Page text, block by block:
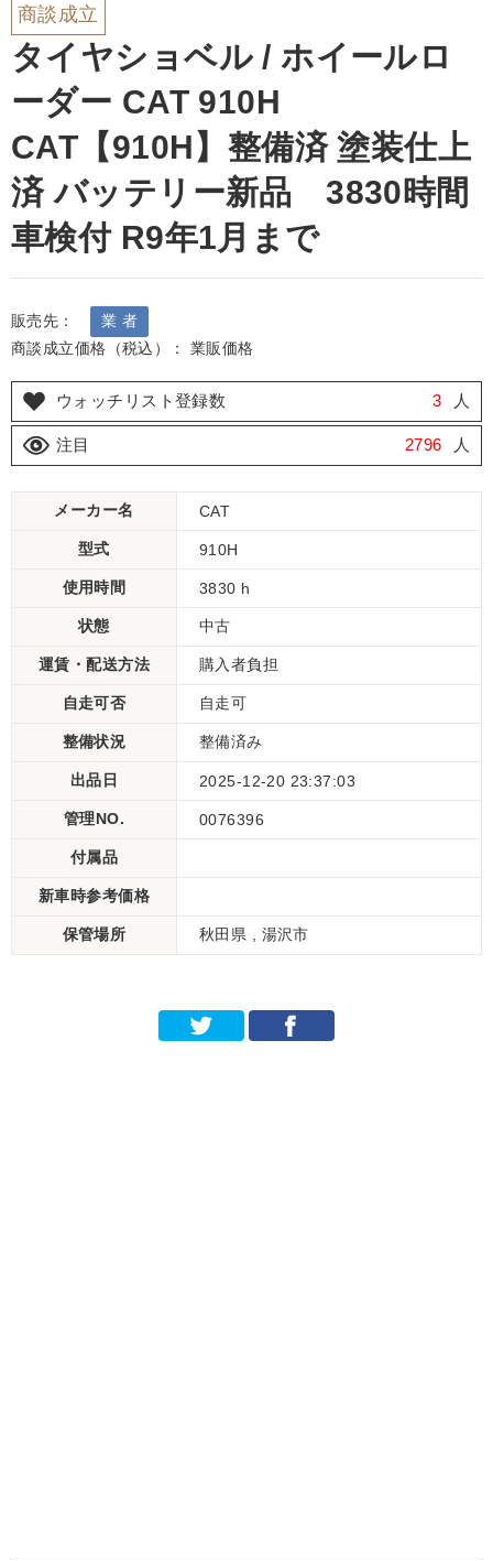
商談成立
タイヤショベル / ホイールロ
ーダー CAT 910H
CAT【910H】整備済 塗装仕上
済 バッテリー新品 3830時間
車検付 R9年1月まで
販売先：
業 者
商談成立価格（税込）： 業販価格
ウォッチリスト登録数 3 人
注目 2796 人
メーカー名 CAT
型式 910H
使用時間 3830 h
状態 中古
運賃・配送方法 購入者負担
自走可否 自走可
整備状況 整備済み
出品日 2025-12-20 23:37:03
管理NO. 0076396
付属品
新車時参考価格
保管場所 秋田県 , 湯沢市